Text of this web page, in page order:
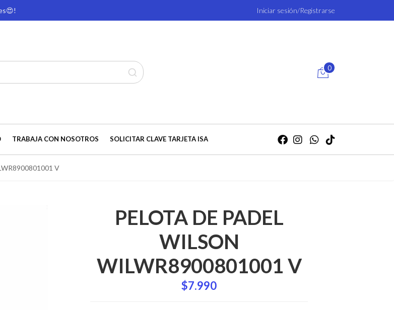
😍! Iniciar sesión/Registrarse
0
TRABAJA CON NOSOTROS SOLICITAR CLAVE TARJETA ISA
V
PELOTA DE PADEL
WILSON
WILWR8900801001 V
$7.990